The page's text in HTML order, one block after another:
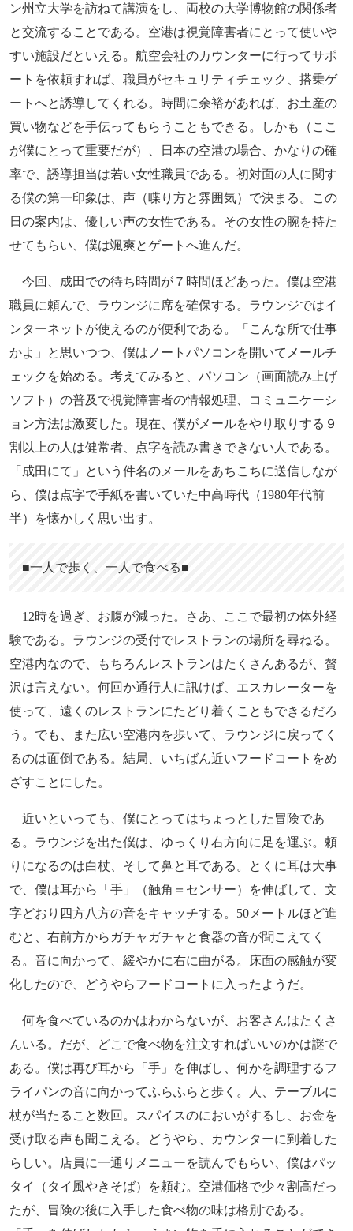
ン州立大学を訪ねて講演をし、両校の大学博物館の関係者
と交流することである。空港は視覚障害者にとって使いや
すい施設だといえる。航空会社のカウンターに行ってサポ
ートを依頼すれば、職員がセキュリティチェック、搭乗ゲ
ートへと誘導してくれる。時間に余裕があれば、お土産の
買い物などを手伝ってもらうこともできる。しかも（ここ
が僕にとって重要だが）、日本の空港の場合、かなりの確
率で、誘導担当は若い女性職員である。初対面の人に関す
る僕の第一印象は、声（喋り方と雰囲気）で決まる。この
日の案内は、優しい声の女性である。その女性の腕を持た
せてもらい、僕は颯爽とゲートへ進んだ。
今回、成田での待ち時間が７時間ほどあった。僕は空港
職員に頼んで、ラウンジに席を確保する。ラウンジではイ
ンターネットが使えるのが便利である。「こんな所で仕事
かよ」と思いつつ、僕はノートパソコンを開いてメールチ
ェックを始める。考えてみると、パソコン（画面読み上げ
ソフト）の普及で視覚障害者の情報処理、コミュニケーシ
ョン方法は激変した。現在、僕がメールをやり取りする９
割以上の人は健常者、点字を読み書きできない人である。
「成田にて」という件名のメールをあちこちに送信しなが
ら、僕は点字で手紙を書いていた中高時代（1980年代前
半）を懐かしく思い出す。
■一人で歩く、一人で食べる■
12時を過ぎ、お腹が減った。さあ、ここで最初の体外経
験である。ラウンジの受付でレストランの場所を尋ねる。
空港内なので、もちろんレストランはたくさんあるが、贅
沢は言えない。何回か通行人に訊けば、エスカレーターを
使って、遠くのレストランにたどり着くこともできるだろ
う。でも、また広い空港内を歩いて、ラウンジに戻ってく
るのは面倒である。結局、いちばん近いフードコートをめ
ざすことにした。
近いといっても、僕にとってはちょっとした冒険であ
る。ラウンジを出た僕は、ゆっくり右方向に足を運ぶ。頼
りになるのは白杖、そして鼻と耳である。とくに耳は大事
で、僕は耳から「手」（触角＝センサー）を伸ばして、文
字どおり四方八方の音をキャッチする。50メートルほど進
むと、右前方からガチャガチャと食器の音が聞こえてく
る。音に向かって、緩やかに右に曲がる。床面の感触が変
化したので、どうやらフードコートに入ったようだ。
何を食べているのかはわからないが、お客さんはたくさ
んいる。だが、どこで食べ物を注文すればいいのかは謎で
ある。僕は再び耳から「手」を伸ばし、何かを調理するフ
ライパンの音に向かってふらふらと歩く。人、テーブルに
杖が当たること数回。スパイスのにおいがするし、お金を
受け取る声も聞こえる。どうやら、カウンターに到着した
らしい。店員に一通りメニューを読んでもらい、僕はパッ
タイ（タイ風やきそば）を頼む。空港価格で少々割高だっ
たが、冒険の後に入手した食べ物の味は格別である。